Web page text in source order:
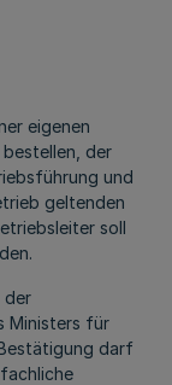
eigenen
der
und
geltenden
soll
der
Ministers für
darf